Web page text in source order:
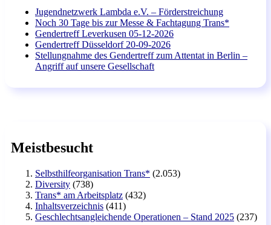
Jugendnetzwerk Lambda e.V. – Förderstreichung
Noch 30 Tage bis zur Messe & Fachtagung Trans*
Gendertreff Leverkusen 05-12-2026
Gendertreff Düsseldorf 20-09-2026
Stellungnahme des Gendertreff zum Attentat in Berlin –
Angriff auf unsere Gesellschaft
Meistbesucht
Selbsthilfeorganisation Trans* (2.053)
Diversity (738)
Trans* am Arbeitsplatz (432)
Inhaltsverzeichnis (411)
Geschlechtsangleichende Operationen – Stand 2025 (237)